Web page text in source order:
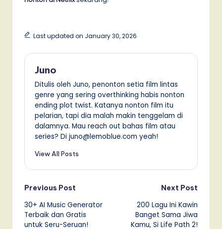
Last updated on January 30, 2026
Juno
Ditulis oleh Juno, penonton setia film lintas
genre yang sering overthinking habis nonton
ending plot twist. Katanya nonton film itu
pelarian, tapi dia malah makin tenggelam di
dalamnya. Mau reach out bahas film atau
series? Di juno@lemoblue.com yeah!
View All Posts
Post
navigation
Previous Post
30+ AI Music Generator
Terbaik dan Gratis
untuk Seru-Seruan!
Next Post
200 Lagu Ini Kawin
Banget Sama Jiwa
Kamu, Si Life Path 2!